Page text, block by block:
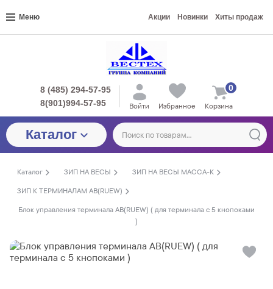
Меню Акции Новинки Хиты продаж
8 (485) 294-57-95
8(901)994-57-95
Войти Избранное Корзина
0
Каталог
Каталог ЗИП НА ВЕСЫ
ЗИП НА ВЕСЫ МАССА-К
ЗИП К ТЕРМИНАЛАМ АВ(RUEW)
Блок управления терминала АB(RUEW) ( для терминала с 5 кнопоками
)